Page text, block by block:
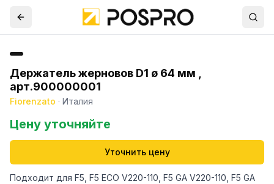
Держатель жерновов D1 ø 64 мм ,
арт.900000001
Fiorenzato · Италия
Цену уточняйте
Уточнить цену
Подходит для F5, F5 ECO V220-110, F5 GA V220-110, F5 GA